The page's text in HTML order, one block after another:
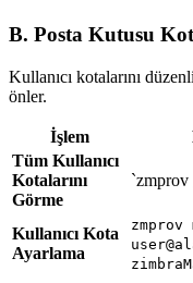
B. Posta Kutusu
Kullanıcı kotalarını
önler.
İşlem
Tüm Kullanıcı
Kotalarını
Görme
`zmprov
Kullanıcı Kota
Ayarlama
zmprov